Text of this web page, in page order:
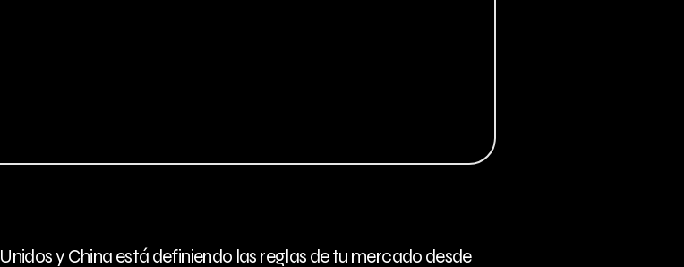
y China está definiendo las reglas de tu mercado desde